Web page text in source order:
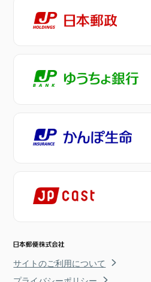
サイトのご利用について